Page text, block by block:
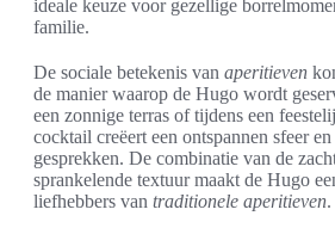
ideale keuze voor gezellige
familie.
De sociale betekenis van aperitieven
de manier waarop de Hugo wordt
een zonnige terras of tijdens een
cocktail creëert een ontspannen sfeer
gesprekken. De combinatie van de
sprankelende textuur maakt de Hugo
liefhebbers van traditionele aperitieven.